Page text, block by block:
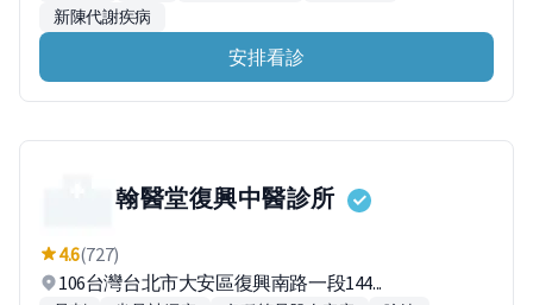
新陳代謝疾病
安排看診
翰醫堂復興中醫診所
4.6(727)
106台灣台北市大安區復興南路一段144...